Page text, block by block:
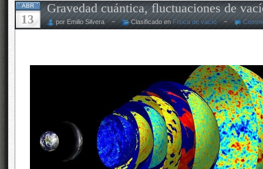
ABR
13
Gravedad cuántica, fluctuaciones de
por Emilio Silvera ~ Clasificado en Física de vacío ~